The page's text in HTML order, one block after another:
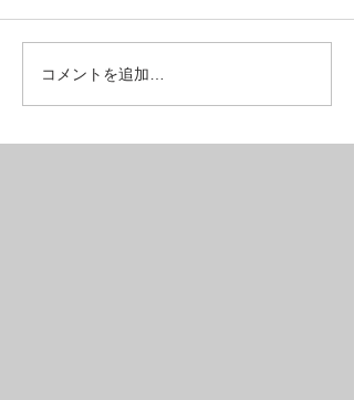
フルリジッドMTB？グラ
ベルクロス？
コメントを追加…